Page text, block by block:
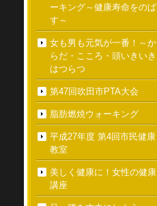
ーキング～健康寿命をのば
す～
女も男も元気が一番！～か
らだ・こころ・頭いきいき
はつらつ
第47回吹田市PTA大会
脂肪燃焼ウォーキング
平成27年度 第4回市民健康
教室
美しく健康に！女性の健康
講座